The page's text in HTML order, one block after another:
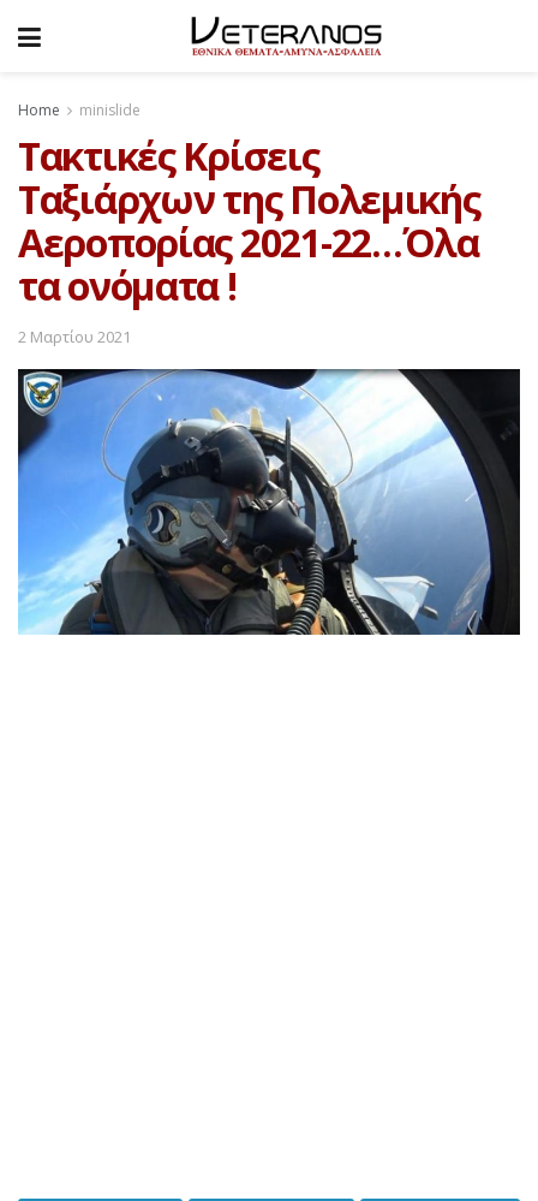
Home minislide
Τακτικές Κρίσεις
Ταξιάρχων της Πολεμικής
Αεροπορίας 2021-22…Όλα
τα ονόματα !
2 Μαρτίου 2021